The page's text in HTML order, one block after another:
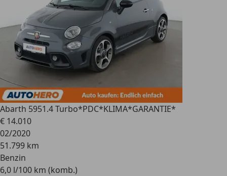
Abarth 5951.4 Turbo*PDC*KLIMA*GARANTIE*
€ 14.010
02/2020
51.799 km
Benzin
6,0 l/100 km (komb.)